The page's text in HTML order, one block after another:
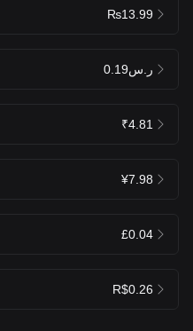
₨13.99
ر.س0.19
₹4.81
¥7.98
£0.04
R$0.26